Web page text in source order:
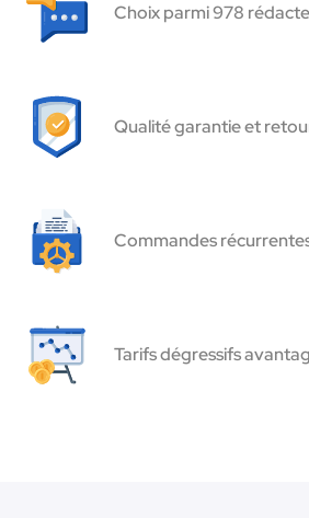
Choix parmi 978
Qualité garantie et
Commandes
Tarifs dégressifs